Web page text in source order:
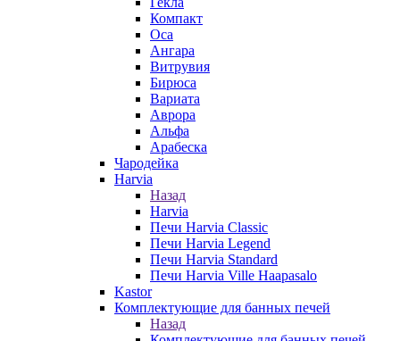
Компакт
Оса
Ангара
Витрувия
Бирюса
Вариата
Аврора
Альфа
Арабеска
Чародейка
Harvia
Назад
Harvia
Печи Harvia Classic
Печи Harvia Legend
Печи Harvia Standard
Печи Harvia Ville Haapasalo
Kastor
Комплектующие для банных печей
Назад